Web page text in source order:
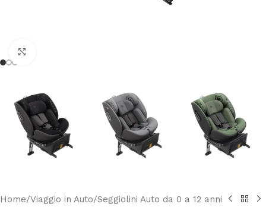
Home/Viaggio in Auto/Seggiolini Auto da 0 a 12 anni